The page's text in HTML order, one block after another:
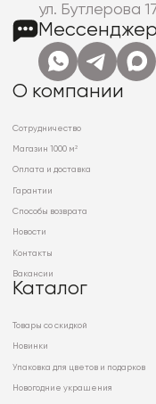
ул. Бутлерова
О компании
Сотрудничество
Магазин 1000 м²
Оплата и доставка
Гарантии
Способы возврата
Новости
Контакты
Вакансии
Каталог
Товары со скидкой
Новинки
Упаковка для цветов и подарков
Новогодние украшения